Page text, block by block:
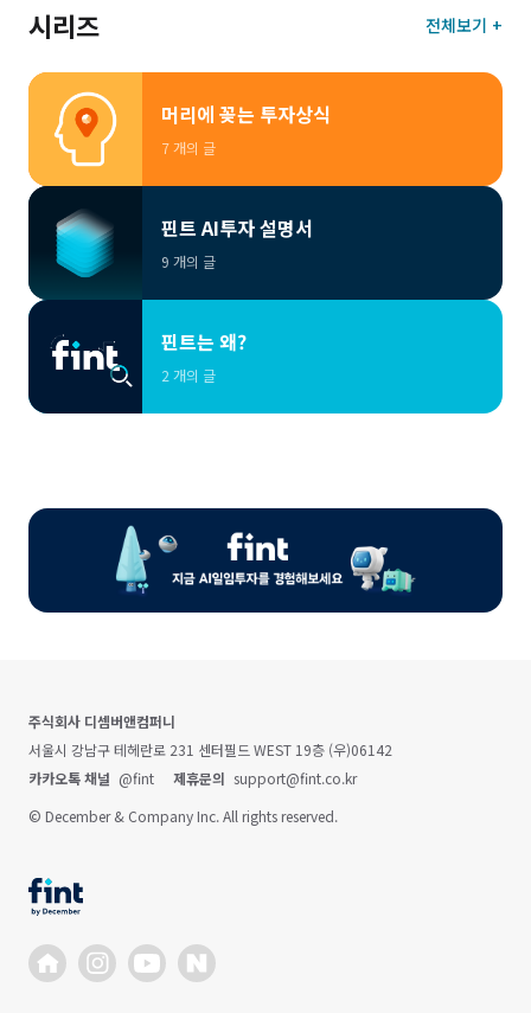
시리즈 전체보기 +
머리에 꽂는 투자상식
7 개의 글
핀트 AI투자 설명서
9 개의 글
핀트는 왜?
2 개의 글
주식회사 디셈버앤컴퍼니
서울시 강남구 테헤란로 231 센터필드 WEST 19층 (우)06142
카카오톡 채널 @fint 제휴문의 support@fint.co.kr
© December & Company Inc. All rights reserved.